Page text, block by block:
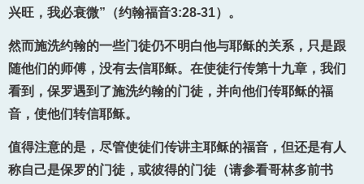
兴旺，我必衰微”（约翰福音3:28-31）。
然而施洗约翰的一些门徒仍不明白他与耶稣的关系，只是跟
随他们的师傅，没有去信耶稣。在使徒行传第十九章，我们
看到，保罗遇到了施洗约翰的门徒，并向他们传耶稣的福
音，使他们转信耶稣。
值得注意的是，尽管使徒们传讲主耶稣的福音，但还是有人
称自己是保罗的门徒，或彼得的门徒（请参看哥林多前书